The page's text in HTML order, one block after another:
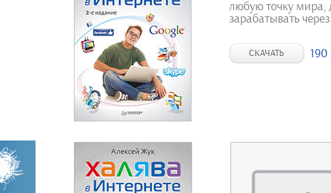
любую точку мира,
зарабатывать
СКАЧАТЬ 190